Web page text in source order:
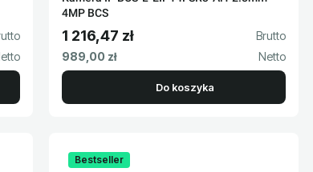
4MP BCS
Cena brutto
1 216,47 zł
Cena netto
989,00 zł
Do koszyka
Bestseller